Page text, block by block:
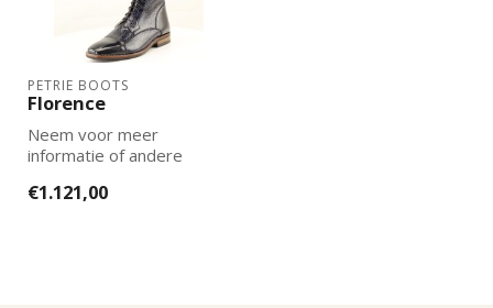
PETRIE BOOTS
Florence
Neem voor meer
informatie of andere
contact met ons op!
€1.121,00